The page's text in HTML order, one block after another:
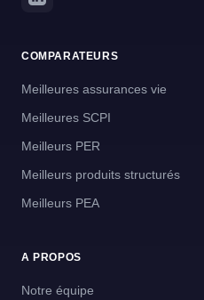
COMPARATEURS
Meilleures assurances vie
Meilleures SCPI
Meilleurs PER
Meilleurs produits structurés
Meilleurs PEA
A PROPOS
Notre équipe